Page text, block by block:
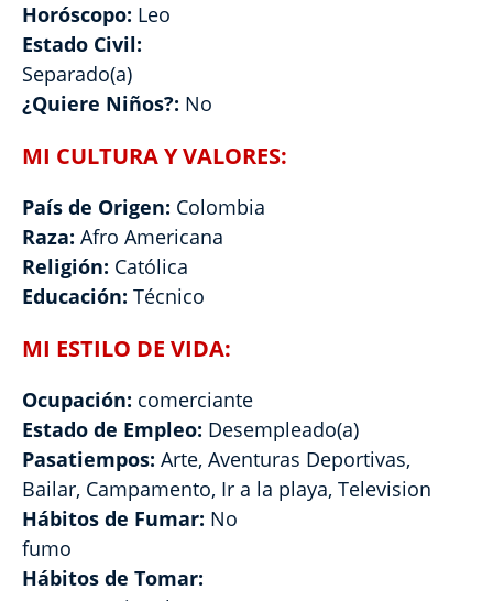
Horóscopo: Leo
Estado Civil:
Separado(a)
¿Quiere Niños?: No
MI CULTURA Y VALORES:
País de Origen: Colombia
Raza: Afro Americana
Religión: Católica
Educación: Técnico
MI ESTILO DE VIDA:
Ocupación: comerciante
Estado de Empleo: Desempleado(a)
Pasatiempos: Arte, Aventuras Deportivas,
Bailar, Campamento, Ir a la playa, Television
Hábitos de Fumar: No
fumo
Hábitos de Tomar: